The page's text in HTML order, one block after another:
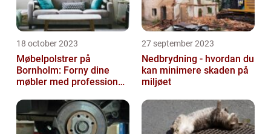
18 october 2023
Møbelpolstrer på
Bornholm: Forny dine
møbler med professionel
27 september 2023
Nedbrydning - hvordan du
kan minimere skaden på
miljøet